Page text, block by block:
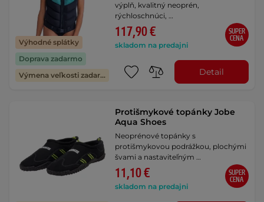
Výhodné splátky
Doprava zadarmo
Výmena veľkosti zadarmo
výplň, kvalitný neoprén,
rýchloschnúci, …
117,90 €
skladom na predajni
SUPER
CENA
Detail
Protišmykové topánky Jobe
Aqua Shoes
Neoprénové topánky s
protišmykovou podrážkou, plochými
švami a nastaviteľným …
11,10 €
skladom na predajni
SUPER
CENA